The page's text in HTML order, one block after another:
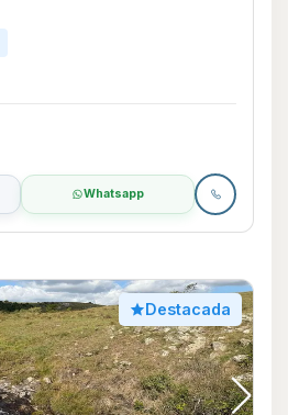
Whatsapp
Destacada